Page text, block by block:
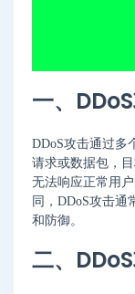
一、
DDoS攻击通过多
请求或数据包，
无法响应正常用
同，DDoS攻击
和防御。
二、